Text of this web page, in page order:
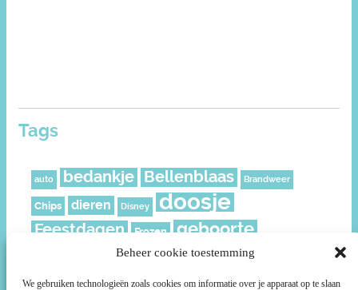
Beheer cookie toestemming
We gebruiken technologieën zoals cookies om informatie over je apparaat op te slaan
Tags
auto bedankje Bellenblaas Brandweer
Chips dieren Disney doosje
Feestdagen Frozen geboorte
geschenkverpakking Juf
knijpfruit leeftijd meisje Mickey Moederdag